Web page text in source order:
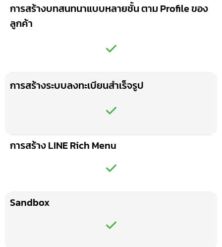
การสร้างบทสนทนาแบบหลายชั้น ตาม Profile ของ
ลูกค้า
การสร้างระบบลงทะเบียนสำเร็จรูป
การสร้าง LINE Rich Menu
Sandbox